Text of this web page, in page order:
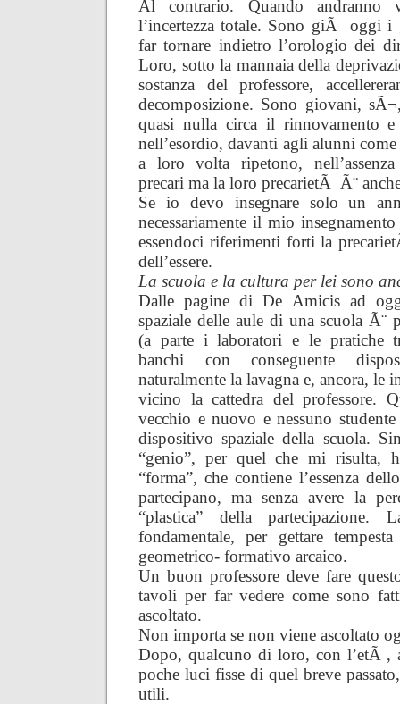
Al contrario. Quando
l’incertezza totale. Sono giÃ oggi i
far tornare indietro l’orologio dei
Loro, sotto la mannaia della
sostanza del professore,
decomposizione. Sono giovani,
quasi nulla circa il rinnovamento
nell’esordio, davanti agli alunni
a loro volta ripetono,
precari ma la loro precarietÃ Ã¨
Se io devo insegnare solo un
necessariamente il mio
essendoci riferimenti forti la
dell’essere.
La scuola e la cultura per lei sono
Dalle pagine di De Amicis ad
spaziale delle aule di una scuola Ã¨
(a parte i laboratori e le pratiche
banchi con conseguente
naturalmente la lavagna e, ancora, le
vicino la cattedra del professore.
vecchio e nuovo e nessuno
dispositivo spaziale della scuola.
“genio”, per quel che mi risulta,
“forma”, che contiene l’essenza
partecipano, ma senza avere la
“plastica” della
fondamentale, per gettare
geometrico- formativo arcaico.
Un buon professore deve fare
tavoli per far vedere come sono
ascoltato.
Non importa se non viene ascoltato
Dopo, qualcuno di loro, con l’etÃ ,
poche luci fisse di quel breve
utili.